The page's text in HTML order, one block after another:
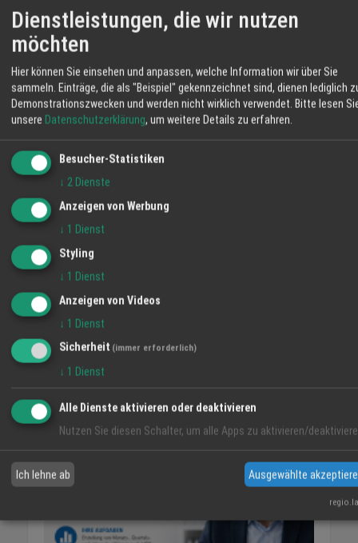
Für Arbeitgeber
21.03.2023
Für Arbeitnehmer
21.03.2023
Jobs Alle ansehen →
Job
Dienstleistungen, die wir nutzen
möchten
Hier können Sie einsehen und anpassen, welche Information wir über Sie
sammeln. Einträge, die als "Beispiel" gekennzeichnet sind, dienen lediglich
Demonstrationszwecken und werden nicht wirklich verwendet. Bitte lesen
unsere Datenschutzerklärung, um weitere Details zu erfahren.
Besucher-Statistiken
↓ 2 Dienste
Anzeigen von Werbung
↓ 1 Dienst
Styling
↓ 1 Dienst
Anzeigen von Videos
↓ 1 Dienst
Sicherheit (immer erforderlich)
↓ 1 Dienst
Alle Dienste aktivieren oder deaktivieren
Nutzen Sie diesen Schalter, um alle Apps zu aktivieren/
Ich lehne ab Ausgewählte